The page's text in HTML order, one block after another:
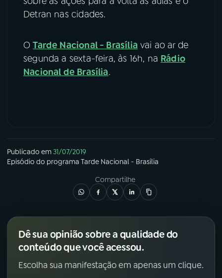
Detran nas cidades.
OTarde Nacional - Brasília vai ao ar de
segunda a sexta-feira, às 16h, na Rádio
Nacional de Brasília.
Publicado em31/07/2019
Episódio do programa Tarde Nacional - Brasília
Compartilhe
Dê sua opinião sobre a qualidade do
conteúdo que você acessou.
Escolha sua manifestação em apenas um clique.